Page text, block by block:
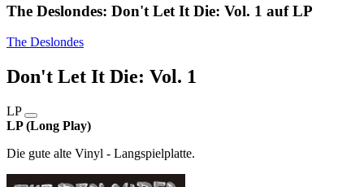
The Deslondes: Don't Let It Die: Vol. 1 auf LP
The Deslondes
Don't Let It Die: Vol. 1
LP
LP (Long Play)
Die gute alte Vinyl - Langspielplatte.